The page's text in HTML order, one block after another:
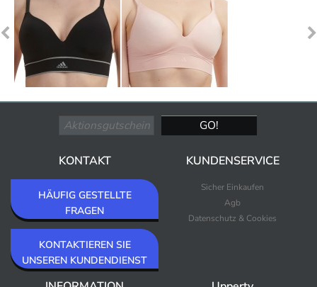
KONTAKT
HÄUFIG GESTELLTE
FRAGEN
KONTAKTIEREN SIE
UNSEREN KUNDENDIENST
KUNDENSERVICE
Sicher Einkaufen
Agb
Datenschutz & Cookies